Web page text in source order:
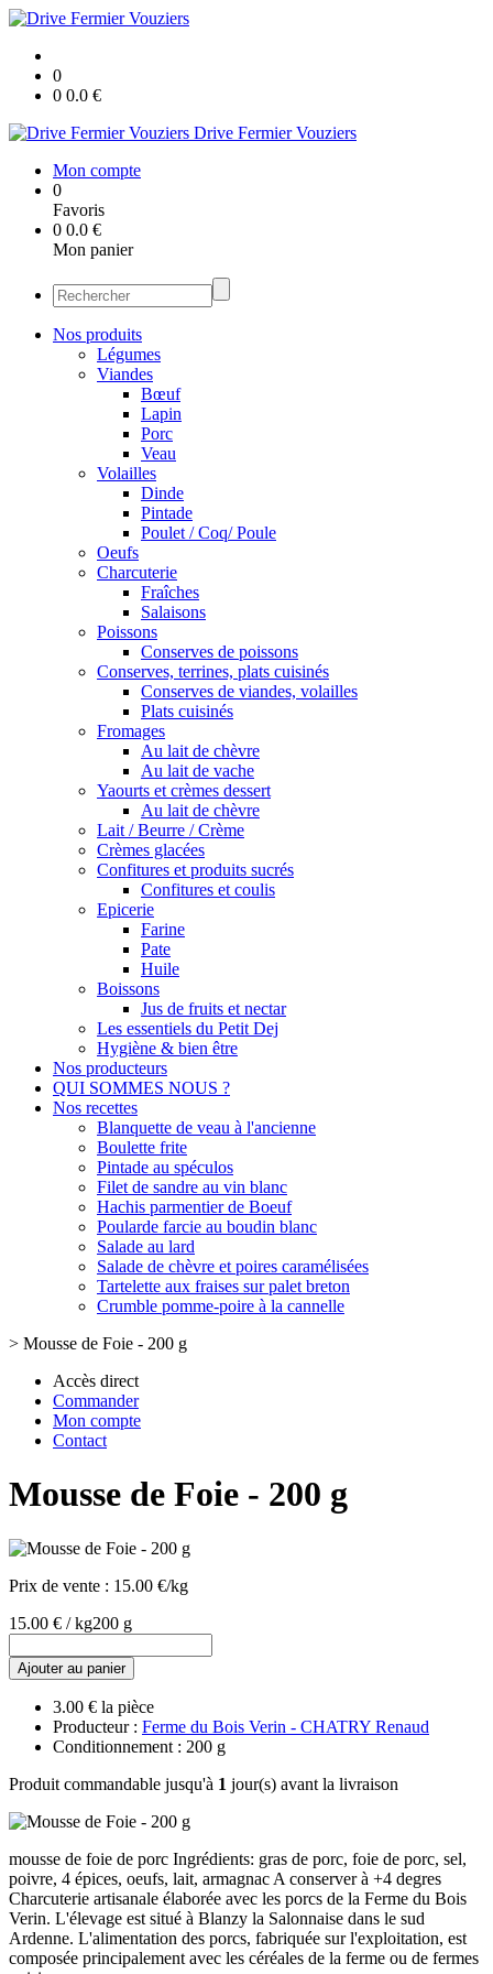
0
0 0.0 €
Drive Fermier Vouziers
Mon compte
0
Favoris
0 0.0 €
Mon panier
Nos produits
Légumes
Viandes
Bœuf
Lapin
Porc
Veau
Volailles
Dinde
Pintade
Poulet / Coq/ Poule
Oeufs
Charcuterie
Fraîches
Salaisons
Poissons
Conserves de poissons
Conserves, terrines, plats cuisinés
Conserves de viandes, volailles
Plats cuisinés
Fromages
Au lait de chèvre
Au lait de vache
Yaourts et crèmes dessert
Au lait de chèvre
Lait / Beurre / Crème
Crèmes glacées
Confitures et produits sucrés
Confitures et coulis
Epicerie
Farine
Pate
Huile
Boissons
Jus de fruits et nectar
Les essentiels du Petit Dej
Hygiène & bien être
Nos producteurs
QUI SOMMES NOUS ?
Nos recettes
Blanquette de veau à l'ancienne
Boulette frite
Pintade au spéculos
Filet de sandre au vin blanc
Hachis parmentier de Boeuf
Poularde farcie au boudin blanc
Salade au lard
Salade de chèvre et poires caramélisées
Tartelette aux fraises sur palet breton
Crumble pomme-poire à la cannelle
> Mousse de Foie - 200 g
Accès direct
Commander
Mon compte
Contact
Mousse de Foie - 200 g
Prix de vente : 15.00 €/kg
15.00 € / kg200 g
Ajouter au panier
3.00 € la pièce
Producteur : Ferme du Bois Verin - CHATRY Renaud
Conditionnement : 200 g
Produit commandable jusqu'à 1 jour(s) avant la livraison
mousse de foie de porc Ingrédients: gras de porc, foie de porc, sel,
poivre, 4 épices, oeufs, lait, armagnac A conserver à +4 degres
Charcuterie artisanale élaborée avec les porcs de la Ferme du Bois
Verin. L'élevage est situé à Blanzy la Salonnaise dans le sud
Ardenne. L'alimentation des porcs, fabriquée sur l'exploitation, est
composée principalement avec les céréales de la ferme ou de fermes